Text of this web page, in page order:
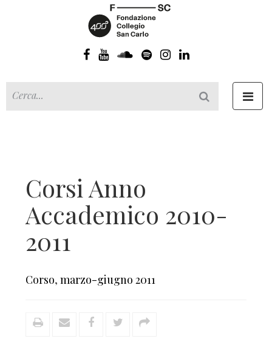
Corsi Anno
Accademico 2010-
2011
Corso, marzo-giugno 2011